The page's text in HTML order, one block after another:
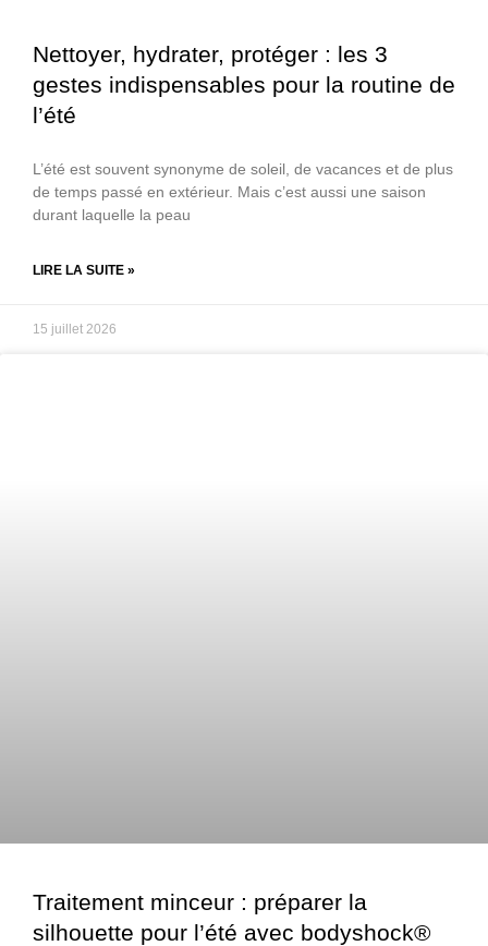
Nettoyer, hydrater, protéger : les 3
gestes indispensables pour la routine de
l’été
L’été est souvent synonyme de soleil, de vacances et de plus
de temps passé en extérieur. Mais c’est aussi une saison
durant laquelle la peau
LIRE LA SUITE »
15 juillet 2026
Traitement minceur : préparer la
silhouette pour l’été avec bodyshock®